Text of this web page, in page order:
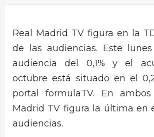
Real Madrid TV figura en la
de las audiencias. Este
audiencia del 0,1% y el
octubre está situado en el
portal formulaTV. En ambos
Madrid TV figura la última en
audiencias.